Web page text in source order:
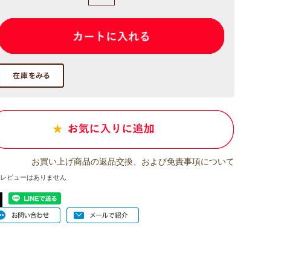
お買い上げ商品の返品交換、および免責事項について
レビューはありません